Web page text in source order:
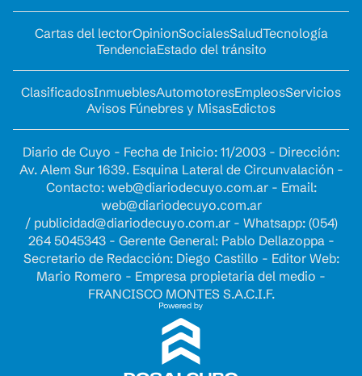
Cartas del lectorOpinionSocialesSaludTecnología
TendenciaEstado del tránsito
ClasificadosInmueblesAutomotoresEmpleosServicios
Avisos Fúnebres y MisasEdictos
Diario de Cuyo - Fecha de Inicio: 11/2003 - Dirección:
Av. Alem Sur 1639. Esquina Lateral de Circunvalación -
Contacto: web@diariodecuyo.com.ar- Email:
web@diariodecuyo.com.ar
/ publicidad@diariodecuyo.com.ar- Whatsapp: (054)
264 5045343 - Gerente General: Pablo Dellazoppa -
Secretario de Redacción: Diego Castillo - Editor Web:
Mario Romero - Empresa propietaria del medio -
FRANCISCO MONTES S.A.C.I.F.